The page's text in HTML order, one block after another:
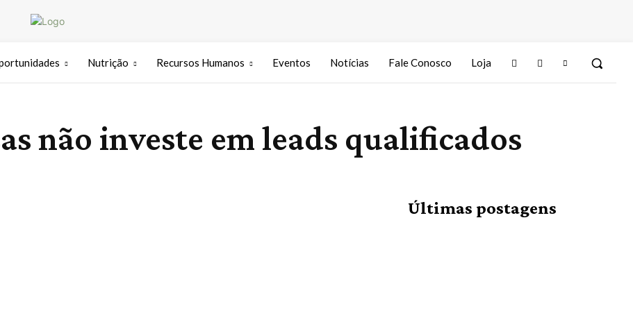
Nutrição Recursos Humanos Eventos Notícias Fale Conosco Loja
não investe em leads qualificados
Últimas postagens